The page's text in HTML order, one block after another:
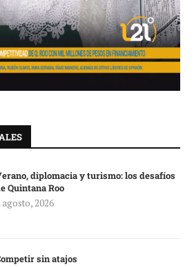
diplomacia y turismo: los desafíos
Quintana Roo
agosto, 2026
sin atajos